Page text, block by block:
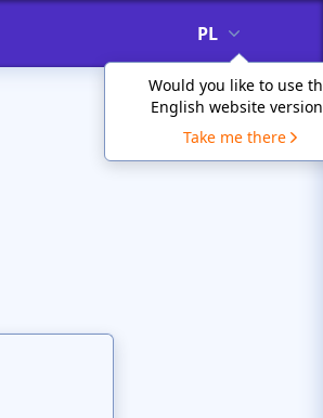
PL
Would you like to use
English website
Take me there